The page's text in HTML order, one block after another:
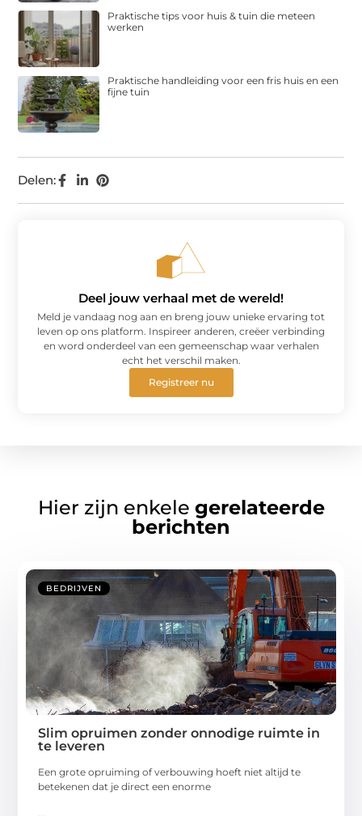
Delen:
Praktische tips voor huis & tuin die meteen
werken
Praktische handleiding voor een fris huis en een
fijne tuin
Deel jouw verhaal met de wereld!
Meld je vandaag nog aan en breng jouw unieke ervaring tot
leven op ons platform. Inspireer anderen, creëer verbinding
en word onderdeel van een gemeenschap waar verhalen
echt het verschil maken.
Registreer nu
Hier zijn enkele gerelateerde
berichten
BEDRIJVEN
Slim opruimen zonder onnodige ruimte in
te leveren
Een grote opruiming of verbouwing hoeft niet altijd te
betekenen dat je direct een enorme